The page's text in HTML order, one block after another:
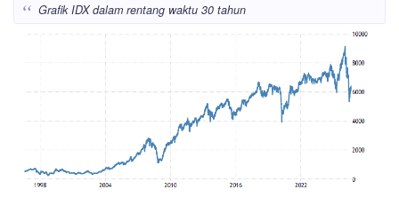
Grafik IDX dalam rentang waktu 30 tahun